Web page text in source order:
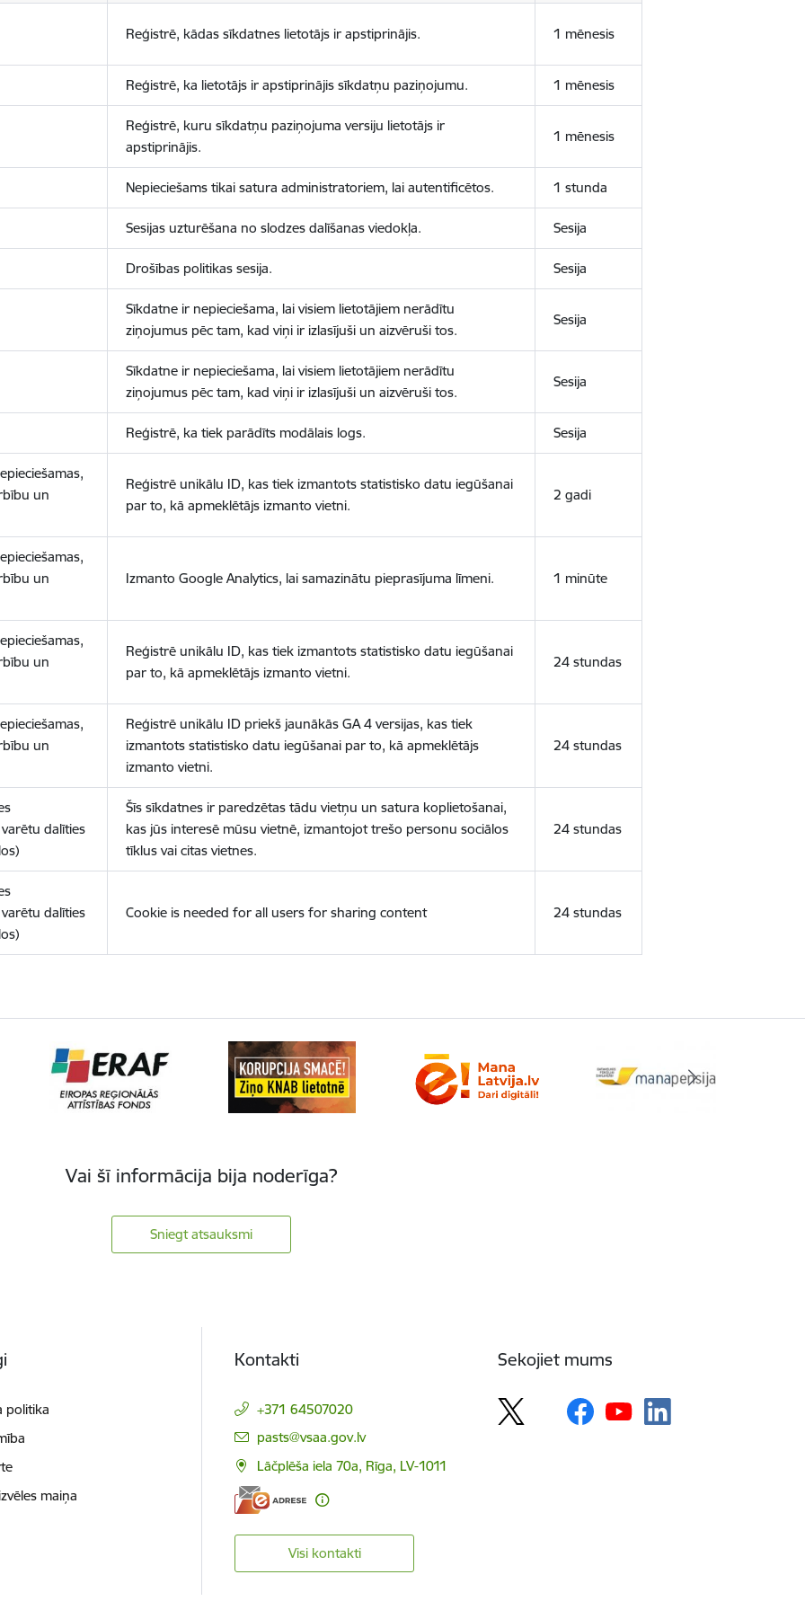
Reģistrē, kādas sīkdatnes lietotājs ir apstiprinājis. 1 mēnesis
Reģistrē, ka lietotājs ir apstiprinājis sīkdatņu paziņojumu. 1 mēnesis
Reģistrē, kuru sīkdatņu paziņojuma versiju lietotājs ir
apstiprinājis.
1 mēnesis
Nepieciešams tikai satura administratoriem, lai autentificētos. 1 stunda
Sesijas uzturēšana no slodzes dalīšanas viedokļa. Sesija
Drošības politikas sesija. Sesija
Sīkdatne ir nepieciešama, lai visiem lietotājiem nerādītu
ziņojumus pēc tam, kad viņi ir izlasījuši un aizvēruši tos.
Sesija
Sīkdatne ir nepieciešama, lai visiem lietotājiem nerādītu
ziņojumus pēc tam, kad viņi ir izlasījuši un aizvēruši tos.
Sesija
Reģistrē, ka tiek parādīts modālais logs. Sesija
un
Reģistrē unikālu ID, kas tiek izmantots statistisko datu iegūšanai
par to, kā apmeklētājs izmanto vietni.
2 gadi
un
Izmanto Google Analytics, lai samazinātu pieprasījuma līmeni. 1 minūte
un
Reģistrē unikālu ID, kas tiek izmantots statistisko datu iegūšanai
par to, kā apmeklētājs izmanto vietni.
24 stundas
un
Reģistrē unikālu ID priekš jaunākās GA 4 versijas, kas tiek
izmantots statistisko datu iegūšanai par to, kā apmeklētājs
izmanto vietni.
24 stundas
dalīties
Šīs sīkdatnes ir paredzētas tādu vietņu un satura koplietošanai,
kas jūs interesē mūsu vietnē, izmantojot trešo personu sociālos
tīklus vai citas vietnes.
24 stundas
dalīties
Cookie is needed for all users for sharing content 24 stundas
Vai šī informācija bija noderīga?
Sniegt atsauksmi
politika
maiņa
Kontakti
+371 64507020
E-pasts:
pasts@vsaa.gov.lv
Lāčplēša iela 70a, Rīga, LV-1011
Visi kontakti
Sekojiet mums